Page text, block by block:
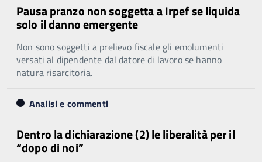
Pausa pranzo non soggetta a Irpef se liquida
solo il danno emergente
Non sono soggetti a prelievo fiscale gli emolumenti
versati al dipendente dal datore di lavoro se hanno
natura risarcitoria.
Analisi e commenti
Dentro la dichiarazione (2) le liberalità per il
“dopo di noi”